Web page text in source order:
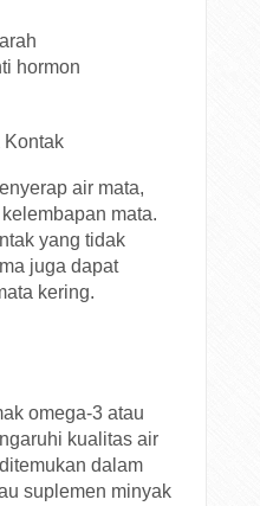
hormon
Kontak
air mata,
mata.
yang tidak
juga dapat
kering.
omega-3 atau
kualitas air
dalam
suplemen minyak